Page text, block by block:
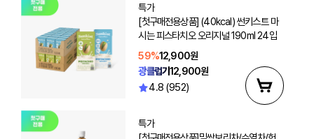
특가
[첫구매전용상품] (40kcal) 썬키스트 마
시는 피스타치오 오리지널 190ml 24입
59%12,900원
광클럽가12,900원
4.8 (952)
특가